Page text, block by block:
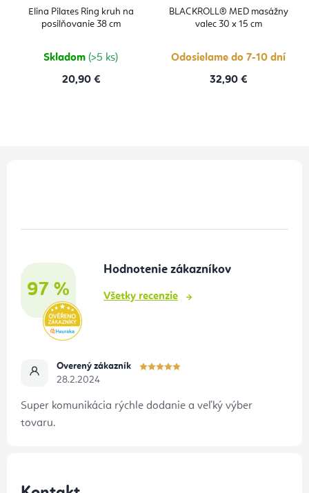
Elina Pilates Ring kruh na
posilňovanie 38 cm
Skladom (>5 ks)
20,90 €
BLACKROLL® MED masážny
valec 30 x 15 cm
Odosielame do 7-10 dní
32,90 €
97 %
Hodnotenie zákazníkov
Všetky recenzie
Overený zákazník
28.2.2024
Super komunikácia rýchle dodanie a veľký výber
tovaru.